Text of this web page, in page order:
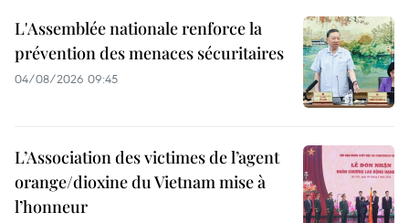
L'Assemblée nationale renforce la
prévention des menaces sécuritaires
04/08/2026 09:45
L’Association des victimes de l’agent
orange/dioxine du Vietnam mise à
l’honneur